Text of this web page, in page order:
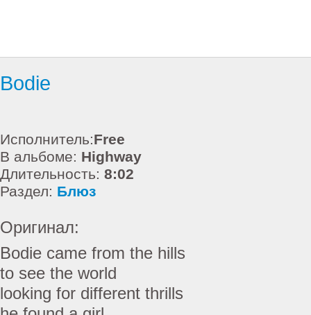
Bodie
Исполнитель:Free
В альбоме: Highway
Длительность: 8:02
Раздел: Блюз
Оригинал:
Bodie came from the hills
to see the world
looking for different thrills